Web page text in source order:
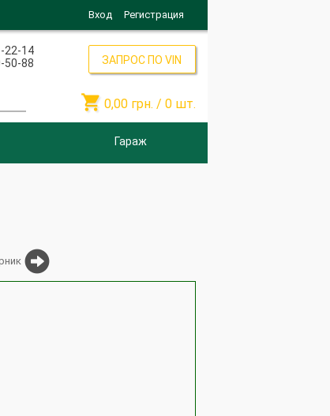
Вход Регистрация
22-14
50-88
ЗАПРОС ПО VIN
 0,00 грн. / 0 шт.
Гараж